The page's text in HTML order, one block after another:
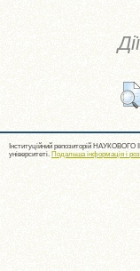
Інституційний репозиторій
університеті. Подальша інформація і